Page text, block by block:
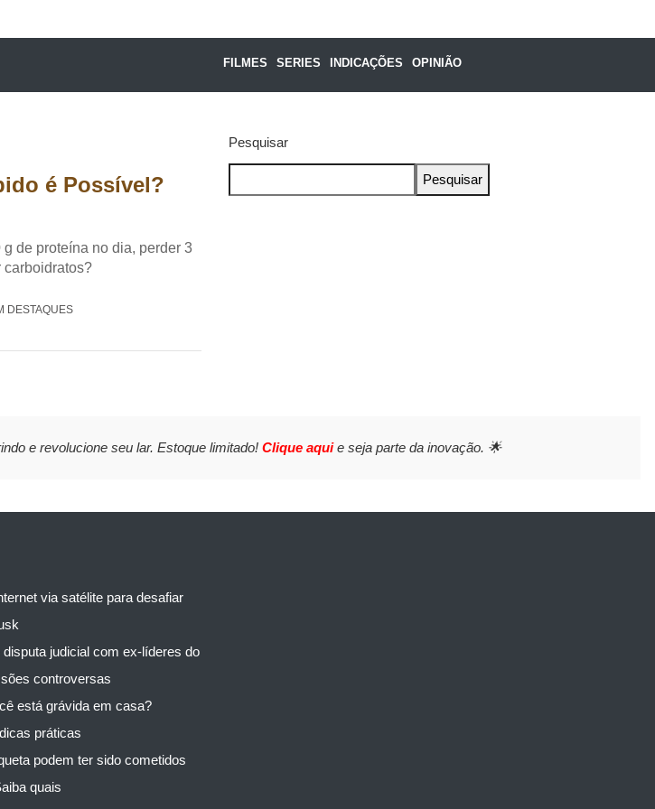
FILMES SERIES INDICAÇÕES OPINIÃO
é Possível?
de proteína no dia, perder 3
carboidratos?
DESTAQUES
Pesquisar
Pesquisar
e revolucione seu lar. Estoque limitado! Clique aquie seja parte da inovação. 🌟
via satélite para desafiar
judicial com ex-líderes do
controversas
está grávida em casa?
práticas
podem ter sido cometidos
quais